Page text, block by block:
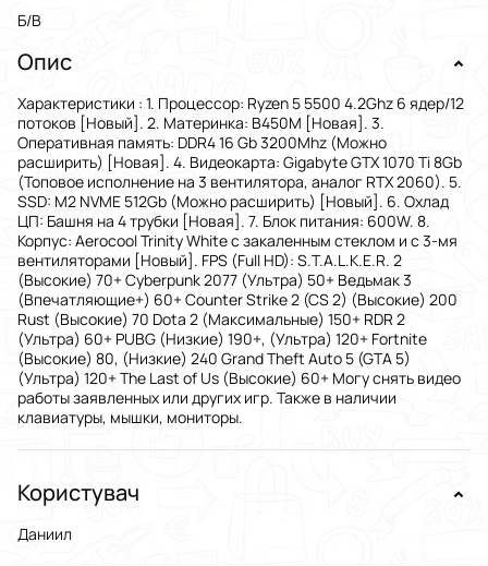
Б/В
Опис
Характеристики : 1. Процессор: Ryzen 5 5500 4.2Ghz 6 ядер/12
потоков [Новый]. 2. Материнка: B450M [Новая]. 3.
Оперативная память: DDR4 16 Gb 3200Mhz (Можно
расширить) [Новая]. 4. Видеокарта: Gigabyte GTX 1070 Ti 8Gb
(Топовое исполнение на 3 вентилятора, аналог RTX 2060). 5.
SSD: M2 NVME 512Gb (Можно расширить) [Новый]. 6. Охлад
ЦП: Башня на 4 трубки [Новая]. 7. Блок питания: 600W. 8.
Корпус: Aerocool Trinity White с закаленным стеклом и с 3-мя
вентиляторами [Новый]. FPS (Full HD): S.T.A.L.K.E.R. 2
(Высокие) 70+ Cyberpunk 2077 (Ультра) 50+ Ведьмак 3
(Впечатляющие+) 60+ Counter Strike 2 (CS 2) (Высокие) 200
Rust (Высокие) 70 Dota 2 (Максимальные) 150+ RDR 2
(Ультра) 60+ PUBG (Низкие) 190+, (Ультра) 120+ Fortnite
(Высокие) 80, (Низкие) 240 Grand Theft Auto 5 (GTA 5)
(Ультра) 120+ The Last of Us (Высокие) 60+ Могу снять видео
работы заявленных или других игр. Также в наличии
клавиатуры, мышки, мониторы.
Користувач
Даниил